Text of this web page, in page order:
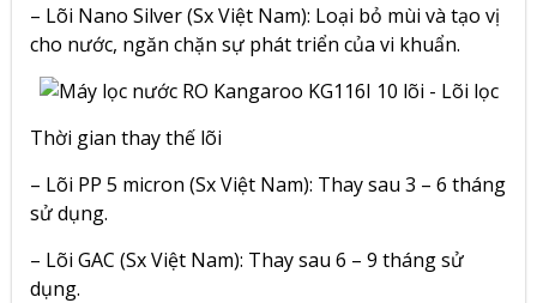
– Lõi Nano Silver (Sx Việt Nam): Loại bỏ mùi và tạo vị
cho nước, ngăn chặn sự phát triển của vi khuẩn.
Thời gian thay thế lõi
– Lõi PP 5 micron (Sx Việt Nam): Thay sau 3 – 6 tháng
sử dụng.
– Lõi GAC (Sx Việt Nam): Thay sau 6 – 9 tháng sử
dụng.